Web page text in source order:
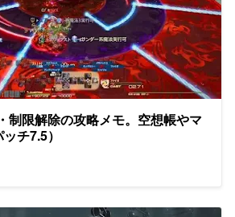
制限解除の攻略メモ。空想帳やマ
チ7.5）